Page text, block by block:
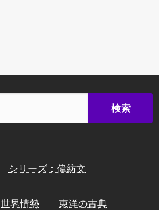
シリーズ：偉紡文
世界情勢 東洋の古典